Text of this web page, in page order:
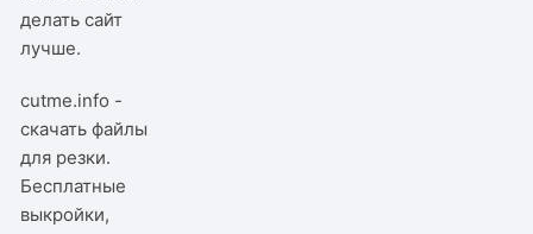
делать сайт
лучше.
cutme.info -
скачать файлы
для резки.
Бесплатные
выкройки,